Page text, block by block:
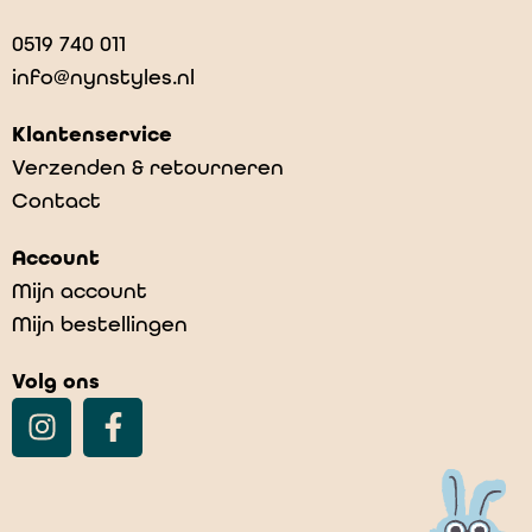
0519 740 011
info@nynstyles.nl
Klantenservice
Verzenden & retourneren
Contact
Account
Mijn account
Mijn bestellingen
Volg ons